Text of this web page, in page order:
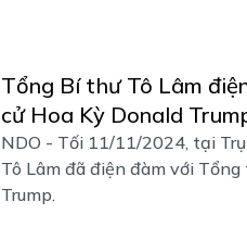
Tổng Bí thư Tô Lâm
cử Hoa Kỳ Donald
NDO - Tối 11/11/2024, tại
Tô Lâm đã điện đàm với
Trump.